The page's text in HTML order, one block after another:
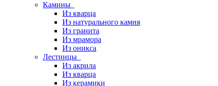
Камины
Из кварца
Из натурального камня
Из гранита
Из мрамора
Из оникса
Лестницы
Из акрила
Из кварца
Из керамики